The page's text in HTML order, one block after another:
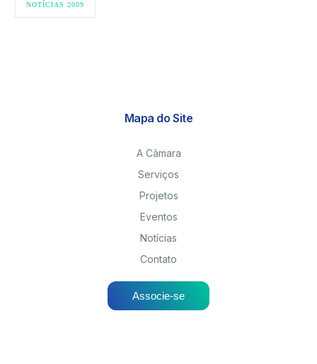
NOTÍCIAS 2009
Mapa do Site
A Câmara
Serviços
Projetos
Eventos
Notícias
Contato
Associe-se